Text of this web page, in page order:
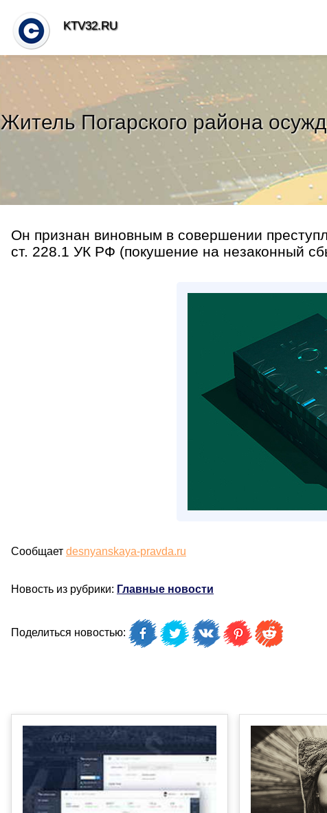
Житель Погарского района
Он признан виновным в совершении
ст. 228.1 УК РФ (покушение на незаконный
Сообщает desnyanskaya-pravda.ru
Новость из рубрики: Главные новости
Поделиться новостью:
KTV32.RU